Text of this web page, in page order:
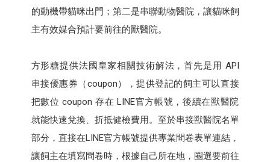
的動機帶貓咪出門；第二是串聯動物醫院，讓貓咪飼
主有效媒合預計要前往的獸醫院。
方形糖提供法國皇家相關技術解法，首先是用 API
串接優惠券（coupon），提供登記的飼主可以直接
把數位 coupon 存在 LINE官方帳號，後續在獸醫院
就能快速兌換、折抵健檢費用。至於串接獸醫院名單
部分，直接在LINE官方帳號提供專業問卷表單連結，
讓飼主在填寫問卷時，根據自己所在地，圈選要前往